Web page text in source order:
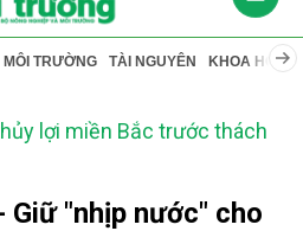
MÔI TRƯỜNG TÀI NGUYÊN KHOA HỌC
lợi miền Bắc trước thách
Giữ "nhịp nước" cho